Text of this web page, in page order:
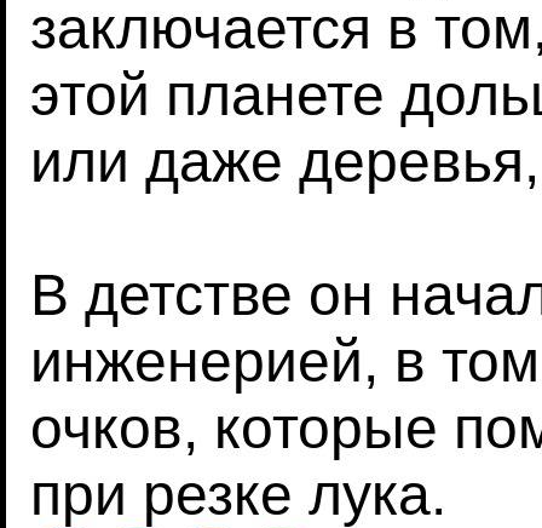
заключается в
этой планете
или даже
В детстве он
инженерией, в
очков, которые
при резке лука.